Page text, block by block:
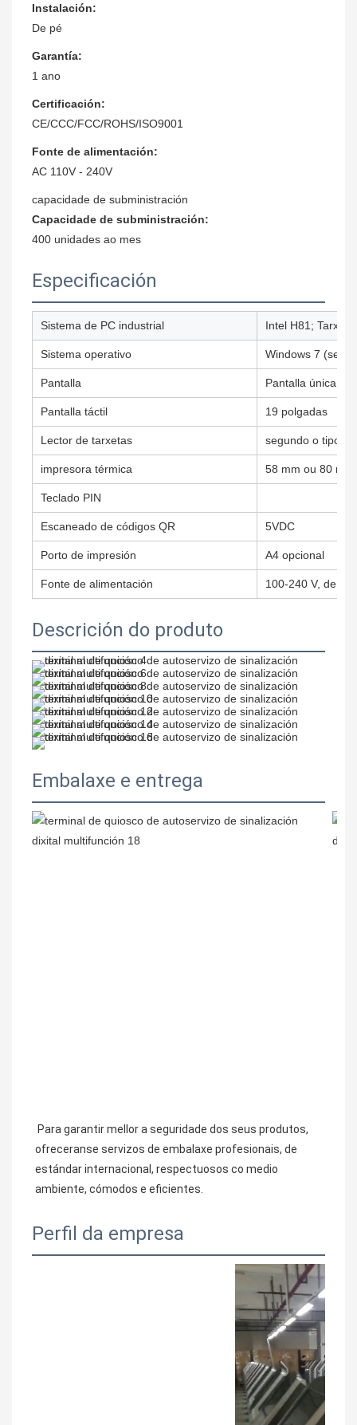
Instalación:
De pé
Garantía:
1 ano
Certificación:
CE/CCC/FCC/ROHS/ISO9001
Fonte de alimentación:
AC 110V - 240V
capacidade de subministración
Capacidade de subministración:
400 unidades ao mes
Especificación
Sistema de PC industrial Intel H81;
Sistema operativo Windows 7 (sen
Pantalla Pantalla única de
Pantalla táctil 19 polgadas
Lector de tarxetas segundo o tipo
impresora térmica 58 mm ou 80 mm
Teclado PIN
Escaneado de códigos QR 5VDC
Porto de impresión A4 opcional
Fonte de alimentación 100-240 V, de 50
Descrición do produto
Embalaxe e entrega
ofreceranse servizos de embalaxe profesionais, de
estándar internacional, respectuosos co medio
ambiente, cómodos e eficientes.
Perfil da empresa